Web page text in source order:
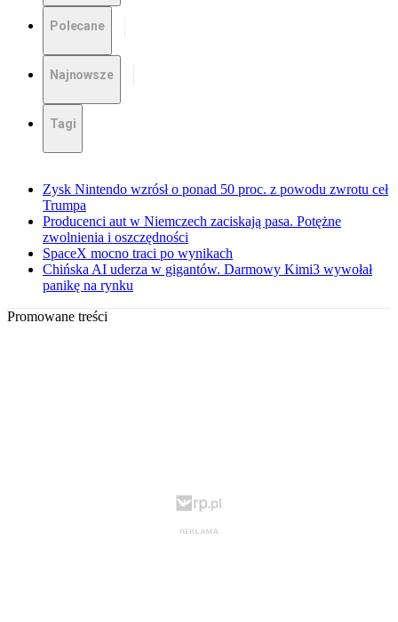
Polecane
Najnowsze
Tagi
Zysk Nintendo wzrósł o ponad 50 proc. z powodu zwrotu ceł
Trumpa
Producenci aut w Niemczech zaciskają pasa. Potężne
zwolnienia i oszczędności
SpaceX mocno traci po wynikach
Chińska AI uderza w gigantów. Darmowy Kimi3 wywołał
panikę na rynku
Promowane treści